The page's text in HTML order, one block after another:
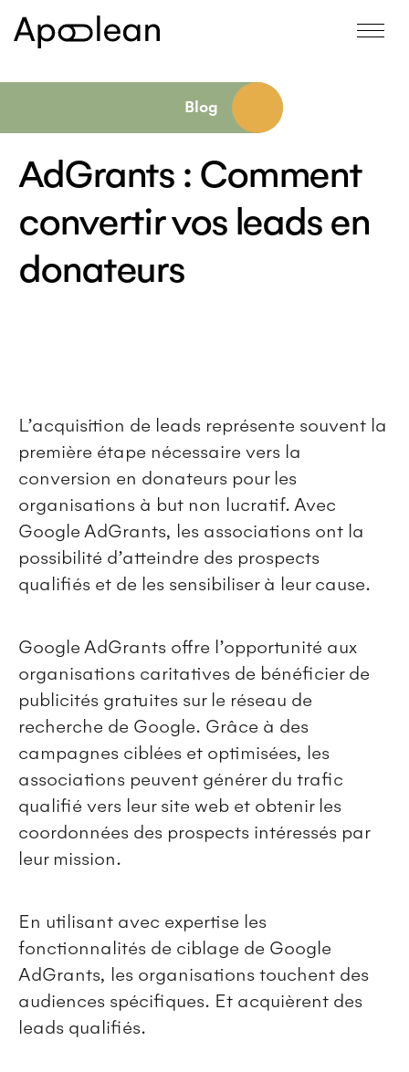
Blog
AdGrants : Comment
convertir vos leads en
donateurs
L’acquisition de leads représente souvent la
première étape nécessaire vers la
conversion en donateurs pour les
organisations à but non lucratif. Avec
Google AdGrants, les associations ont la
possibilité d’atteindre des prospects
qualifiés et de les sensibiliser à leur cause.
Google AdGrants offre l’opportunité aux
organisations caritatives de bénéficier de
publicités gratuites sur le réseau de
recherche de Google. Grâce à des
campagnes ciblées et optimisées, les
associations peuvent générer du trafic
qualifié vers leur site web et obtenir les
coordonnées des prospects intéressés par
leur mission.
En utilisant avec expertise les
fonctionnalités de ciblage de Google
AdGrants, les organisations touchent des
audiences spécifiques. Et acquièrent des
leads qualifiés.